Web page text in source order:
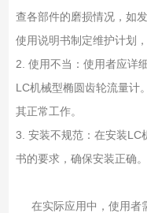
查各部件的磨损情况，如
使用说明书制定维护计划
2. 使用不当：使用者应详
LC机械型椭圆齿轮流量计
其正常工作。
3. 安装不规范：在安装LC
书的要求，确保安装正确
在实际应用中，使用者